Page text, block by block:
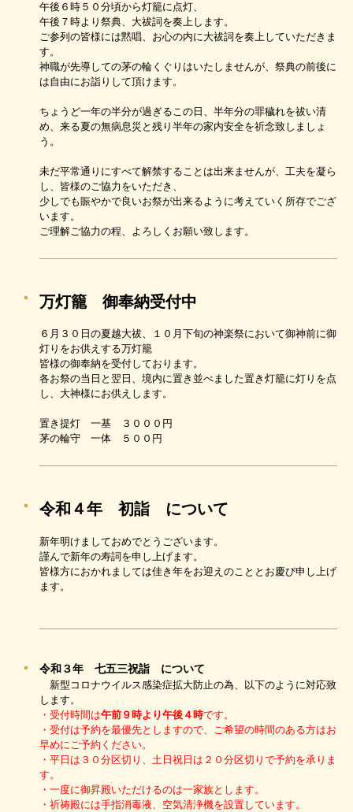
午後６時５０分頃から灯籠に点灯、
午後７時より祭典、大祓詞を奏上します。
ご参列の皆様には黙唱、お心の内に大祓詞を奏上していただきま
す。
神職が先導しての茅の輪くぐりはいたしませんが、祭典の前後に
は自由にお詣りして頂けます。
ちょうど一年の半分が過ぎるこの日、半年分の罪穢れを祓い清
め、来る夏の無病息災と残り半年の家内安全を祈念致しましょ
う。
未だ平常通りにすべて解禁することは出来ませんが、工夫を凝ら
し、皆様のご協力をいただき、
少しでも賑やかで良いお祭が出来るように考えていく所存でござ
います。
ご理解ご協力の程、よろしくお願い致します。
万灯籠 御奉納受付中
６月３０日の夏越大祓、１０月下旬の神楽祭において御神前に御
灯りをお供えする万灯籠
皆様の御奉納を受付しております。
各お祭の当日と翌日、境内に置き並べました置き灯籠に灯りを点
し、大神様にお供えします。
置き提灯 一基 ３０００円
茅の輪守 一体 ５００円
令和４年 初詣 について
新年明けましておめでとうございます。
謹んで新年の寿詞を申し上げます。
皆様方におかれましては佳き年をお迎えのこととお慶び申し上げ
ます。
令和３年 七五三祝詣 について
新型コロナウイルス感染症拡大防止の為、以下のように対応致
します。
・受付時間は午前９時より午後４時です。
・受付は予約を最優先としますので、ご希望の時間のある方はお
早めにご予約ください。
・平日は３０分区切り、土日祝日は２０分区切りで予約を承りま
す。
・一度に御昇殿いただけるのは一家族とします。
・祈祷殿には手指消毒液、空気清浄機を設置しています。